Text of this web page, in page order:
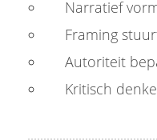
Narratief
Framing
Autoriteit
Kritisch